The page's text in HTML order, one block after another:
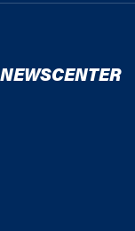
NEWSCENTER